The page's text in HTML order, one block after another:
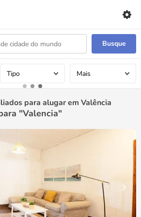
Busque
Tipo Mais
para alugar em Valência
"Valencia"